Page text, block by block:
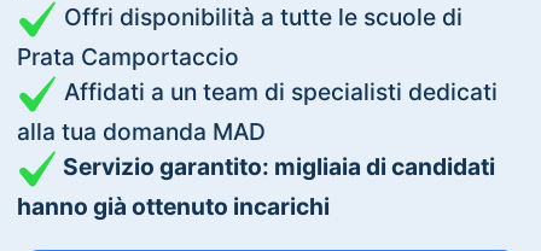
Offri disponibilità a tutte le scuole di
Prata Camportaccio
Affidati a un team di specialisti dedicati
alla tua domanda MAD
Servizio garantito: migliaia di candidati
hanno già ottenuto incarichi